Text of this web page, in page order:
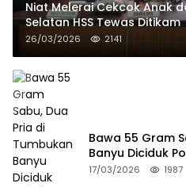
Niat Melerai Cekcok Anak
Selatan HSS Tewas Ditikam
26/03/2026 2141
Bawa 55 Gram
Banyu Diciduk
17/03/2026 1987